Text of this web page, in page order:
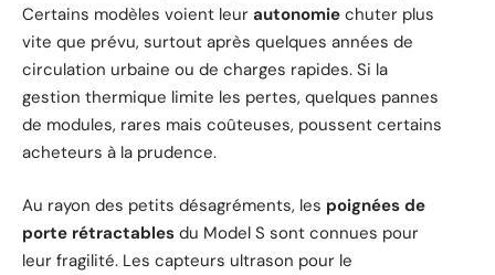
Certains modèles voient leur autonomie chuter plus
vite que prévu, surtout après quelques années de
circulation urbaine ou de charges rapides. Si la
gestion thermique limite les pertes, quelques pannes
de modules, rares mais coûteuses, poussent certains
acheteurs à la prudence.
Au rayon des petits désagréments, les poignées de
porte rétractables du Model S sont connues pour
leur fragilité. Les capteurs ultrason pour le